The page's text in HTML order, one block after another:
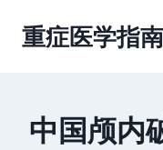
重症医学指南
中国颅内